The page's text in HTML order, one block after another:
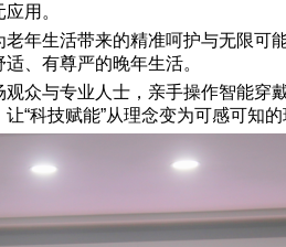
用。
生活带来的精准呵护与无限可
、有尊严的晚年生活。
众与专业人士，亲手操作智能
“科技赋能”从理念变为可感可知的